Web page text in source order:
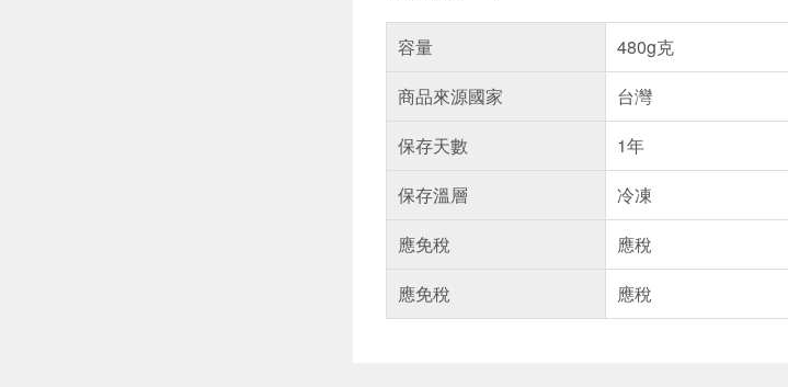
容量
480g克
商品來源國家
台灣
保存天數
1年
保存溫層
冷凍
應免稅
應稅
應免稅
應稅